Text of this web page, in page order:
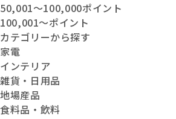
50,001〜100,000ポイント
100,001〜ポイント
カテゴリーから探す
家電
インテリア
雑貨・日用品
地場産品
食料品・飲料